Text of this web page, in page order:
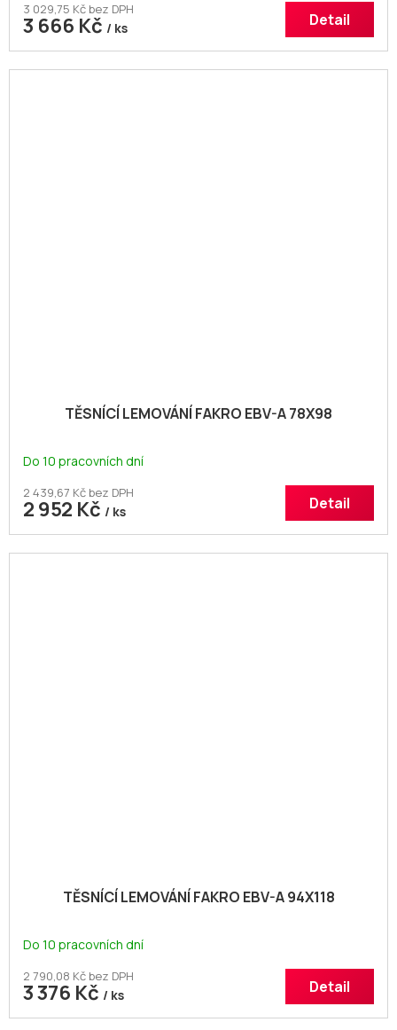
3 029,75 Kč bez DPH
3 666 Kč / ks Detail
TĚSNÍCÍ LEMOVÁNÍ FAKRO EBV-A 78X98
Do 10 pracovních dní
2 439,67 Kč bez DPH
2 952 Kč / ks Detail
TĚSNÍCÍ LEMOVÁNÍ FAKRO EBV-A 94X118
Do 10 pracovních dní
2 790,08 Kč bez DPH
3 376 Kč / ks Detail